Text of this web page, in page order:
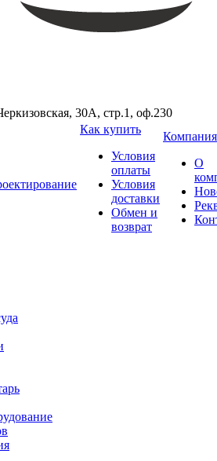
30А, стр.1, оф.230
Как купить
Условия
оплаты
Условия
доставки
Обмен и
возврат
Компания
О